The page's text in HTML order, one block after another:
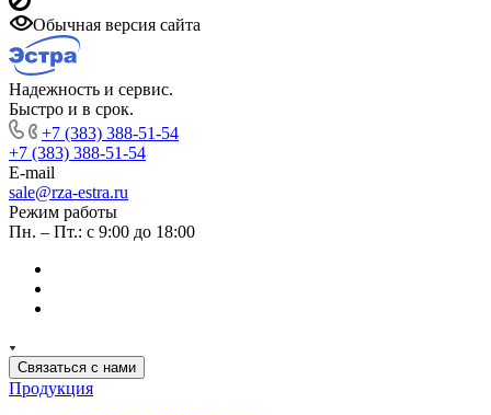
Обычная версия сайта
Надежность и сервис.
Быстро и в срок.
+7 (383) 388-51-54
+7 (383) 388-51-54
E-mail
sale@rza-estra.ru
Режим работы
Пн. – Пт.: с 9:00 до 18:00
Связаться с нами
Продукция